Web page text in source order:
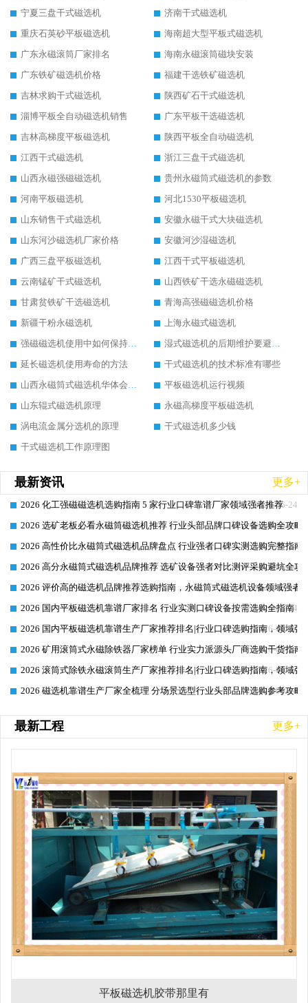
宁夏三盘干式磁选机
济南干式磁选机
重庆石英砂平板磁选机
海南超大型平板式磁选机
广东永磁滚筒厂家排名
海南永磁滚筒磁块安装
广东铁矿磁选机价格
福建干选铁矿磁选机
吉林求购干式磁选机
陕西矿石干式磁选机
淄博平板全自动磁选机销售
广东平板干选磁选机
吉林高梯度平板磁选机
陕西平板全自动磁选机
江西干式磁选机
浙江三盘干式磁选机
山西永磁强磁磁选机
贵州永磁筒式磁选机的参数
河南平板磁选机
河北1530平板磁选机
山东销售干式磁选机
安徽永磁干式大块磁选机
山东河沙磁选机厂家价格
安徽河沙湿磁选机
广西三盘平板磁选机
江西干式平板磁选机
云南锰矿干式磁选机
山西铁矿干选永磁磁选机
甘肃贫铁矿干选磁选机
青海高强磁磁选机价格
新疆干粉永磁选机
上海永磁式磁选机
强磁磁选机使用中如何保持其顺畅运行
湿式磁选机的后期维护要避开哪些坑
延长磁选机使用寿命的方法
干式磁选机的技术标准有哪些
山西永磁筒式磁选机华体会手机网页版-华体会(中国)
平板磁选机运行视频
山东辊式磁选机原理
永磁高梯度平板磁选机
涡电流金属分选机的原理
干式磁选机多少钱
干式磁选机工作原理图
最新资讯 更多+
2026-06-24
2026 化工强磁磁选机选购指南 5 家行业口碑靠谱厂家领域强者推荐
2026-06-24
2026 选矿老板必看永磁筒磁选机推荐 行业头部品牌口碑设备选购全攻略
2026-06-24
2026 高性价比永磁筒式磁选机品牌盘点 行业强者口碑实测选购完整指南
2026-06-24
2026 高分永磁筒式磁选机品牌推荐 选矿设备强者对比测评采购避坑全攻
2026-06-24
2026 评价高的磁选机品牌推荐选购指南，永磁筒式磁选机设备领域强者
2026-06-24
2026 国内平板磁选机靠谱厂家排名 行业实测口碑设备按需选购全指南
2026-06-24
2026 国内平板磁选机靠谱生产厂家推荐排名|行业口碑选购指南，领域强
2026-06-24
2026 矿用滚筒式永磁除铁器厂家榜单 行业实力派源头厂商选购干货指南
2026-06-24
2026 滚筒式除铁永磁滚筒生产厂家推荐排名|行业口碑选购指南，领域强
2026-06-24
2026 磁选机靠谱生产厂家全梳理 分场景选型行业头部品牌选购参考攻略
最新工程 更多+
平板磁选机胶带那里有